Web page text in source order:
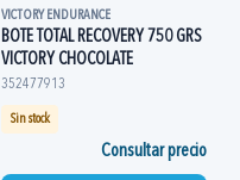
VICTORY ENDURANCE
BOTE TOTAL RECOVERY 750 GRS
VICTORY CHOCOLATE
352477913
Sin stock
Consultar precio